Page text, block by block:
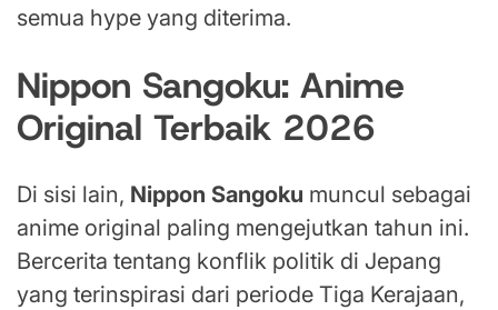
semua hype yang diterima.
Nippon Sangoku: Anime
Original Terbaik 2026
Di sisi lain, Nippon Sangoku muncul sebagai
anime original paling mengejutkan tahun ini.
Bercerita tentang konflik politik di Jepang
yang terinspirasi dari periode Tiga Kerajaan,